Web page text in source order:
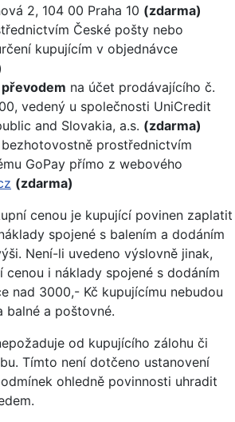
2, 104 00 Praha 10 (zdarma)
České pošty nebo
kupujícím v objednávce
na účet prodávajícího č.
vedený u společnosti UniCredit
and Slovakia, a.s. (zdarma)
bezhotovostně prostřednictvím
GoPay přímo z webového
(zdarma)
cenou je kupující povinen zaplatit
spojené s balením a dodáním
Není-li uvedeno výslovně jinak,
cenou i náklady spojené s dodáním
nad 3000,- Kč kupujícímu nebudou
balné a poštovné.
od kupujícího zálohu či
Tímto není dotčeno ustanovení
ohledně povinnosti uhradit